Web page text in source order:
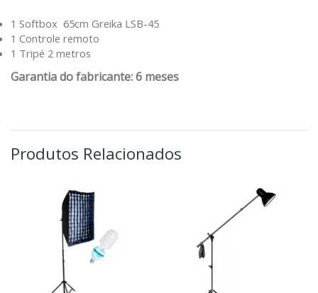
1 Softbox 65cm Greika LSB-45
1 Controle remoto
1 Tripé 2 metros
Garantia do fabricante: 6 meses
Produtos Relacionados